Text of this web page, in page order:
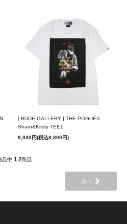
[ RUDE GALLERY ] THE POGUES
Sharn&Kirsty TEE1
8,000円(税込8,800円)
品中 1-2商品
次へ